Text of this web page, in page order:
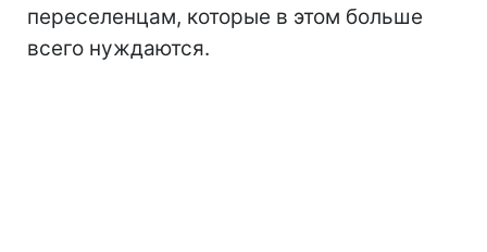
переселенцам, которые в этом больше
всего нуждаются.